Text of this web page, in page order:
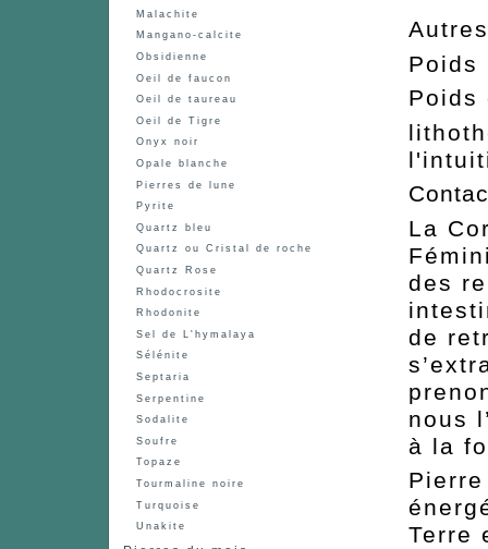
Malachite
Mangano-calcite
Obsidienne
Oeil de faucon
Oeil de taureau
Oeil de Tigre
Onyx noir
Opale blanche
Pierres de lune
Pyrite
Quartz bleu
Quartz ou Cristal de roche
Quartz Rose
Rhodocrosite
Rhodonite
Sel de L'hymalaya
Sélénite
Septaria
Serpentine
Sodalite
Soufre
Topaze
Tourmaline noire
Turquoise
Unakite
Poids
Poids
La
des
de
nous
à la
Terre